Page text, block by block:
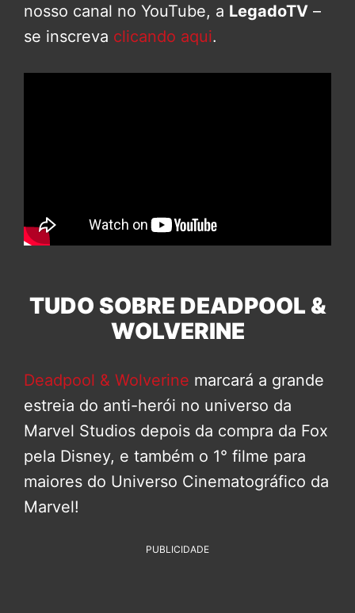
nosso canal no YouTube, a LegadoTV –
se inscreva clicando aqui.
TUDO SOBRE DEADPOOL &
WOLVERINE
Deadpool & Wolverine marcará a grande
estreia do anti-herói no universo da
Marvel Studios depois da compra da Fox
pela Disney, e também o 1° filme para
maiores do Universo Cinematográfico da
Marvel!
PUBLICIDADE